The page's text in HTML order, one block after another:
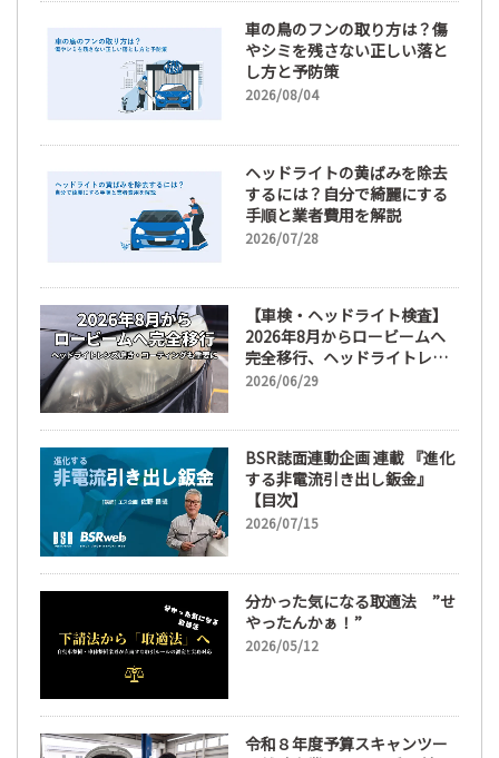
車の鳥のフンの取り方は？傷
やシミを残さない正しい落と
し方と予防策
2026/08/04
ヘッドライトの黄ばみを除去
するには？自分で綺麗にする
手順と業者費用を解説
2026/07/28
【車検・ヘッドライト検査】
2026年8月からロービームへ
完全移行、ヘッドライトレン
ズ磨き・コーティングも重要
2026/06/29
BSR誌面連動企画 連載 『進化
する非電流引き出し鈑金』
【目次】
2026/07/15
分かった気になる取適法 ”せ
やったんかぁ！”
2026/05/12
令和８年度予算スキャンツー